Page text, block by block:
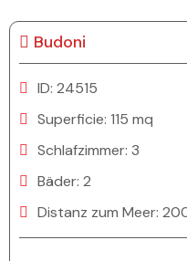
Budoni
ID: 24515
Superficie: 115 mq
Schlafzimmer: 3
Bäder: 2
Distanz zum Meer: